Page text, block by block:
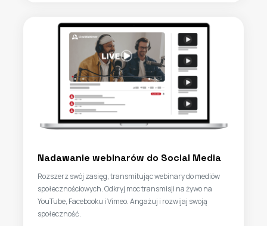
Nadawanie webinarów do Social Media
Rozszerz swój zasięg, transmitując webinary do mediów
społecznościowych. Odkryj moc transmisji na żywo na
YouTube, Facebooku i Vimeo. Angażuj i rozwijaj swoją
społeczność.